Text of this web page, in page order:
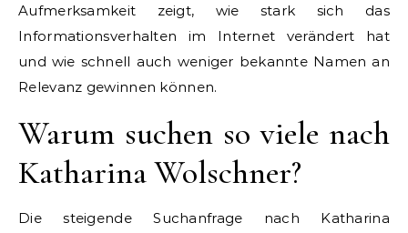
Aufmerksamkeit zeigt, wie stark sich das
Informationsverhalten im Internet verändert hat
und wie schnell auch weniger bekannte Namen an
Relevanz gewinnen können.
Warum suchen so viele nach
Katharina Wolschner?
Die steigende Suchanfrage nach Katharina